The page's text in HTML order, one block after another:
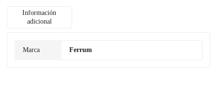
Información
adicional
Marca Ferrum